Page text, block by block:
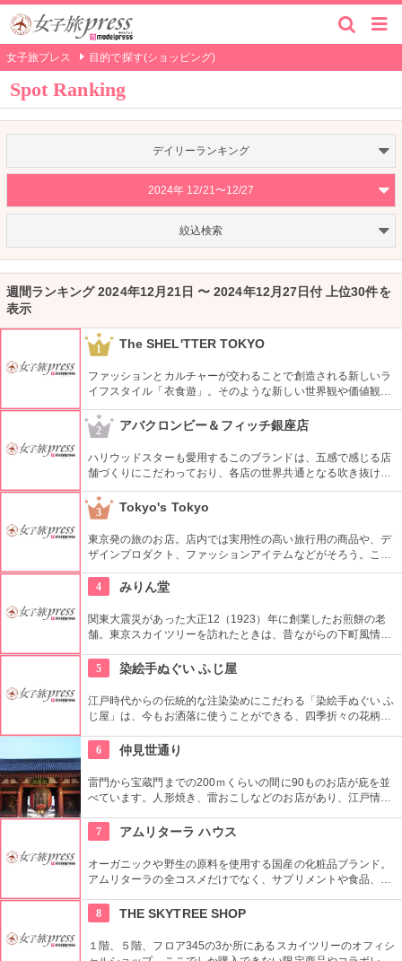
女子旅プレス 目的で探す(ショッピング)
Spot Ranking
デイリーランキング
2024年 12/21〜12/27
絞込検索
週間ランキング 2024年12月21日 〜 2024年12月27日付 上位30件を
表示
1 The SHEL'TTER TOKYO
ファッションとカルチャーが交わることで創造される新しいラ
イフスタイル「衣食遊」。そのような新しい世界観や価値観を
発信するため、アパレルだけではなくライフスタイルグッズな
ど幅広い商品を扱っている。
2 アバクロンビー＆フィッチ銀座店
ハリウッドスターも愛用するこのブランドは、五感で感じる店
舗づくりにこだわっており、各店の世界共通となる吹き抜けの
階段部壁面には、アバクロの世界の旗艦店の中で最大の巨大な
壁面を描き刺激的でエネルギッシュな店舗空間を演出してい
る。
3 Tokyo's Tokyo
東京発の旅のお店。店内では実用性の高い旅行用の商品や、デ
ザインプロダクト、ファッションアイテムなどがそろう。これ
らの商品はお土産などをキーワードに、地域ごとにセグメント
されている。
4 みりん堂
関東大震災があった大正12（1923）年に創業したお煎餅の老
舗。東京スカイツリーを訪れたときは、昔ながらの下町風情と
ではぬれ煎餅にアイスクリームをはさんだ「ぬれソフト」も人
気。
5 染絵手ぬぐい ふじ屋
江戸時代からの伝統的な注染染めにこだわる「染絵手ぬぐい ふ
じ屋」は、今もお洒落に使うことができる、四季折々の花柄や
地の小物も各種扱っています。
6 仲見世通り
雷門から宝蔵門までの200ｍくらいの間に90ものお店が庇を並
べています。人形焼き、雷おこしなどのお店があり、江戸情緒
7
アムリターラ ハウス
オーガニックや野生の原料を使用する国産の化粧品ブランド。
アムリターラの全コスメだけでなく、サプリメントや食品、雑
っている。
8 THE SKYTREE SHOP
１階、５階、フロア345の3か所にあるスカイツリーのオフィシ